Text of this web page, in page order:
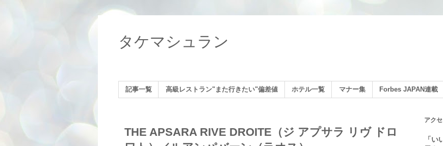
タケマシュラン
記事一覧 高級レストラン"また行きたい"偏差値 ホテル一覧 マナー集 Forbes JAPAN連載
THE APSARA RIVE DROITE（ジ アプサラ リヴ ドロ
アク
「